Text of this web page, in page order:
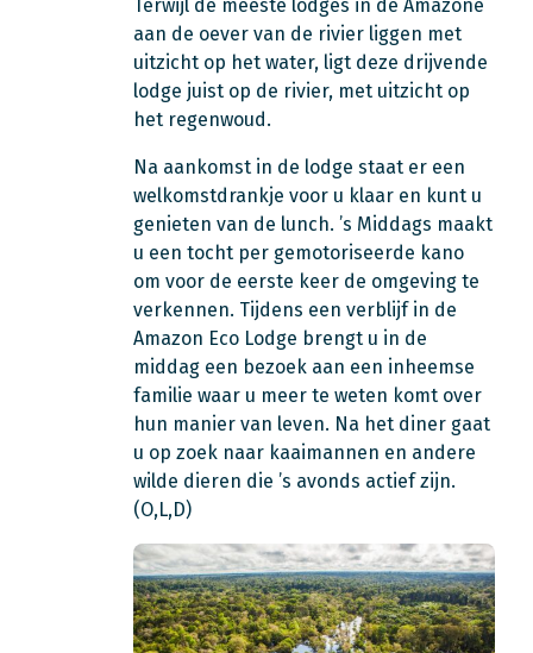
Terwijl de meeste lodges in de Amazone
aan de oever van de rivier liggen met
uitzicht op het water, ligt deze drijvende
lodge juist op de rivier, met uitzicht op
het regenwoud.
Na aankomst in de lodge staat er een
welkomstdrankje voor u klaar en kunt u
genieten van de lunch. ’s Middags maakt
u een tocht per gemotoriseerde kano
om voor de eerste keer de omgeving te
verkennen. Tijdens een verblijf in de
Amazon Eco Lodge brengt u in de
middag een bezoek aan een inheemse
familie waar u meer te weten komt over
hun manier van leven. Na het diner gaat
u op zoek naar kaaimannen en andere
wilde dieren die ’s avonds actief zijn.
(O,L,D)